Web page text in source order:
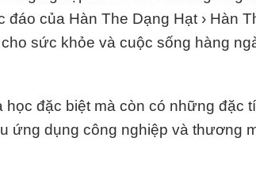
của Hàn The Dạng Hạt › Hàn
sức khỏe và cuộc sống hàng
học đặc biệt mà còn có những đặc
ứng dụng công nghiệp và thương